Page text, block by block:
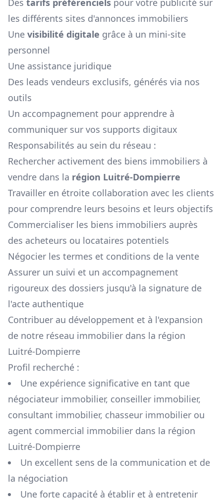
Des tarifs préférenciels pour votre publicité sur
les différents sites d'annonces immobiliers
Une visibilité digitale grâce à un mini-site
personnel
Une assistance juridique
Des leads vendeurs exclusifs, générés via nos
outils
Un accompagnement pour apprendre à
communiquer sur vos supports digitaux
Responsabilités au sein du réseau :
Rechercher activement des biens immobiliers à
vendre dans la région Luitré-Dompierre
Travailler en étroite collaboration avec les clients
pour comprendre leurs besoins et leurs objectifs
Commercialiser les biens immobiliers auprès
des acheteurs ou locataires potentiels
Négocier les termes et conditions de la vente
Assurer un suivi et un accompagnement
rigoureux des dossiers jusqu'à la signature de
l'acte authentique
Contribuer au développement et à l'expansion
de notre réseau immobilier dans la région
Luitré-Dompierre
Profil recherché :
Une expérience significative en tant que
négociateur immobilier, conseiller immobilier,
consultant immobilier, chasseur immobilier ou
agent commercial immobilier dans la région
Luitré-Dompierre
Un excellent sens de la communication et de
la négociation
Une forte capacité à établir et à entretenir